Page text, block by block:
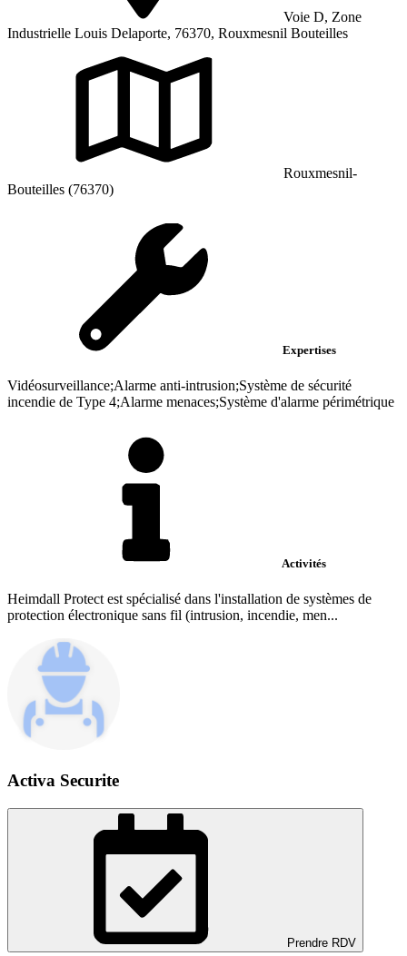
Voie D, Zone
Industrielle Louis Delaporte, 76370, Rouxmesnil Bouteilles
Rouxmesnil-
Bouteilles (76370)
Expertises
Vidéosurveillance;Alarme anti-intrusion;Système de sécurité
incendie de Type 4;Alarme menaces;Système d'alarme périmétrique
Activités
Heimdall Protect est spécialisé dans l'installation de systèmes de
protection électronique sans fil (intrusion, incendie, men...
Activa Securite
Prendre RDV